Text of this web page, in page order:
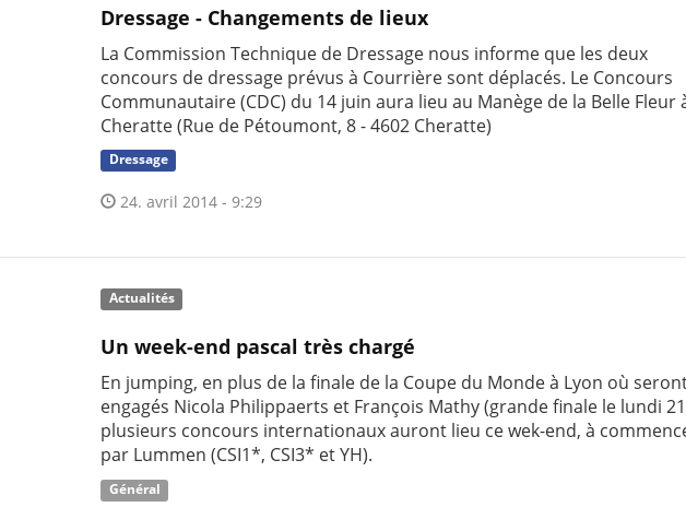
Dressage - Changements de lieux
La Commission Technique de Dressage nous informe que les deux
concours de dressage prévus à Courrière sont déplacés. Le Concours
Communautaire (CDC) du 14 juin aura lieu au Manège de la Belle Fleur
Cheratte (Rue de Pétoumont, 8 - 4602 Cheratte)
Dressage
24. avril 2014 - 9:29
Actualités
Un week-end pascal très chargé
En jumping, en plus de la finale de la Coupe du Monde à Lyon où
engagés Nicola Philippaerts et François Mathy (grande finale le lundi
plusieurs concours internationaux auront lieu ce wek-end, à
par Lummen (CSI1*, CSI3* et YH).
Général